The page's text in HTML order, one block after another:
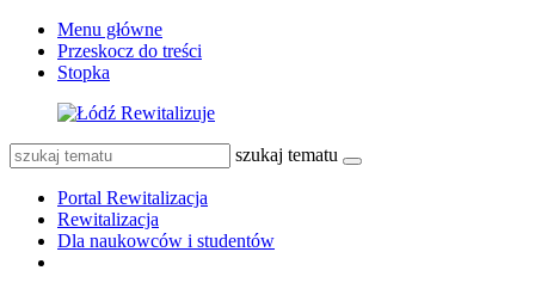
Menu główne
Przeskocz do treści
Stopka
szukaj tematu
Portal Rewitalizacja
Rewitalizacja
Dla naukowców i studentów